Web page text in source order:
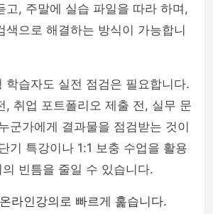
고, 주말에 실습 파일을 따라 하며,
색으로 해결하는 방식이 가능합니
학습자도 실전 점검은 필요합니다.
, 취업 포트폴리오 제출 전, 실무 문
군가에게 결과물을 점검받는 것이
기 특강이나 1:1 보충 수업을 활용
빈틈을 줄일 수 있습니다.
라인강의로 빠르게 훑습니다.